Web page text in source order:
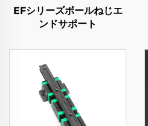
EFシリーズボールねじエ
ンドサポート